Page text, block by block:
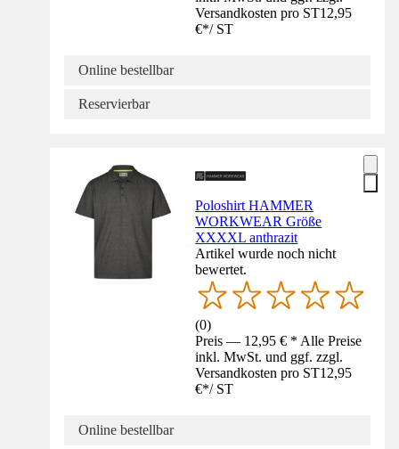
Versandkosten pro ST12,95
€*/ ST
Online bestellbar
Reservierbar
Poloshirt HAMMER
WORKWEAR Größe
XXXXL anthrazit
Artikel wurde noch nicht
bewertet.
(0)
Preis — 12,95 € * Alle Preise
inkl. MwSt. und ggf. zzgl.
Versandkosten pro ST12,95
€*/ ST
Online bestellbar